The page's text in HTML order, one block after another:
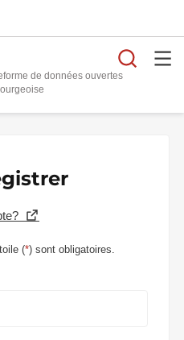
de données ouvertes
(*) sont obligatoires.